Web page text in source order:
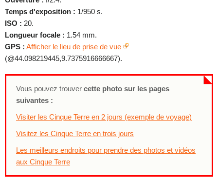
Temps d'exposition : 1/950 s.
ISO : 20.
Longueur focale : 1.54 mm.
GPS : Afficher le lieu de prise de vue
(@44.098219445,9.7375916666667).
Vous pouvez trouver cette photo sur les pages
suivantes :
Visiter les Cinque Terre en 2 jours (exemple de voyage)
Visitez les Cinque Terre en trois jours
Les meilleurs endroits pour prendre des photos et vidéos
aux Cinque Terre